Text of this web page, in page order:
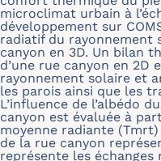
microclimat urbain à
développement sur
radiatif du rayonnement
canyon en 3D. Un bilan
d’une rue canyon en
rayonnement solaire et
les parois ainsi que les
L’influence de l’albédo
canyon est évaluée à
moyenne radiante
de la rue canyon
représente les